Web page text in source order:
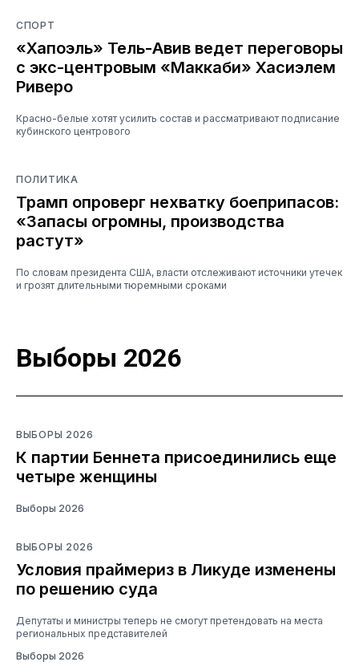
СПОРТ
«Хапоэль» Тель-Авив ведет переговоры
с экс-центровым «Маккаби» Хасиэлем
Риверо
Красно-белые хотят усилить состав и рассматривают подписание
кубинского центрового
ПОЛИТИКА
Трамп опроверг нехватку боеприпасов:
«Запасы огромны, производства
растут»
По словам президента США, власти отслеживают источники утечек
и грозят длительными тюремными сроками
Выборы 2026
ВЫБОРЫ 2026
К партии Беннета присоединились еще
четыре женщины
Выборы 2026
ВЫБОРЫ 2026
Условия праймериз в Ликуде изменены
по решению суда
Депутаты и министры теперь не смогут претендовать на места
региональных представителей
Выборы 2026